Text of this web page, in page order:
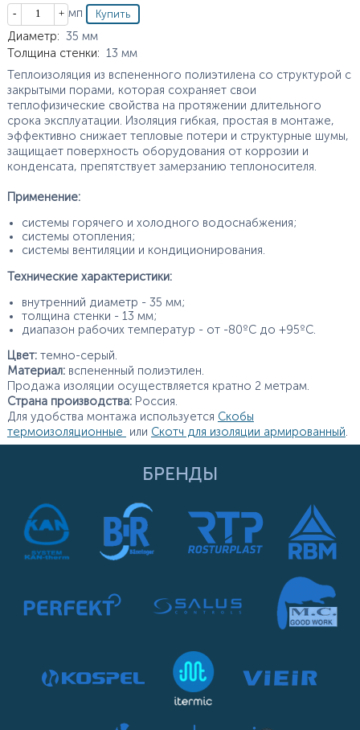
Кол-во
мп
Характеристики
Диаметр: 35 мм
Толщина стенки: 13 мм
Теплоизоляция из вспененного полиэтилена со структурой с
закрытыми порами, которая сохраняет свои
теплофизические свойства на протяжении длительного
срока эксплуатации. Изоляция гибкая, простая в монтаже,
эффективно снижает тепловые потери и структурные шумы,
защищает поверхность оборудования от коррозии и
конденсата, препятствует замерзанию теплоносителя.
Применение:
системы горячего и холодного водоснабжения;
системы отопления;
системы вентиляции и кондиционирования.
Технические характеристики:
внутренний диаметр - 35 мм;
толщина стенки - 13 мм;
диапазон рабочих температур - от -80ºС до +95ºС.
Цвет:темно-серый.
Материал:вспененный полиэтилен.
Продажа изоляции осуществляется кратно 2 метрам.
Страна производства:Россия.
Для удобства монтажа используется Скобы
термоизоляционные или Скотч для изоляции армированный.
БРЕНДЫ